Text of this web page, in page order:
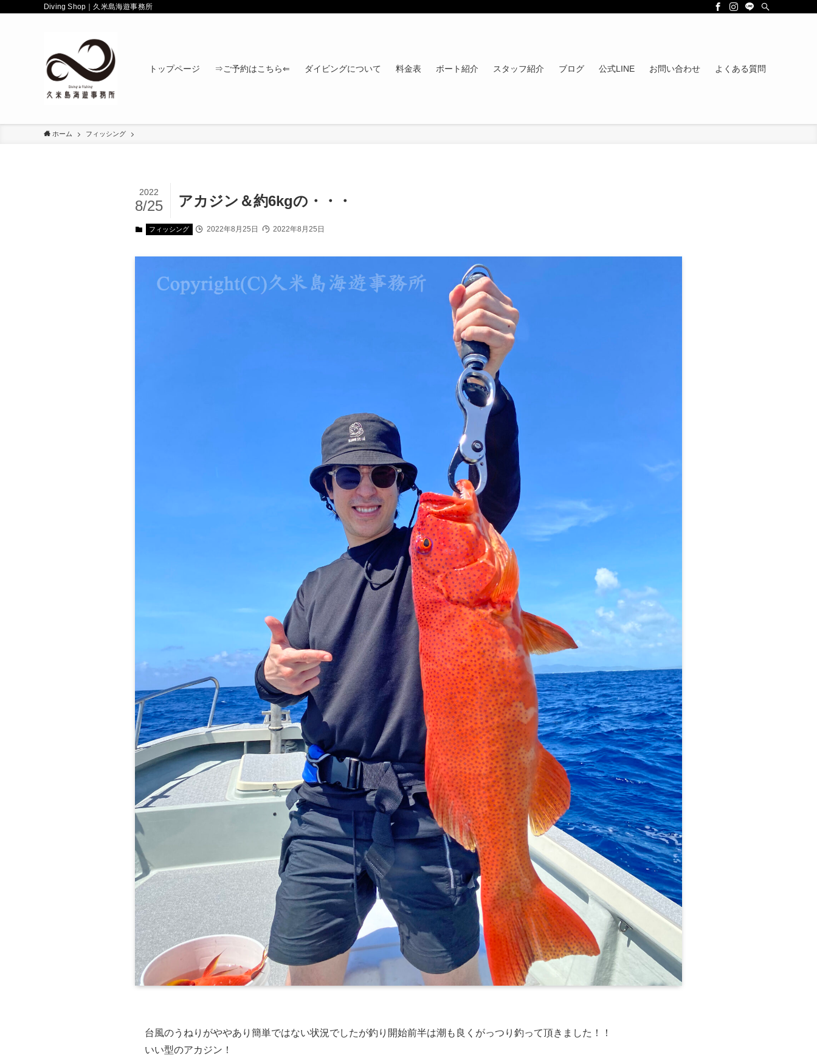
Diving Shop｜久米島海遊事務所
トップページ ⇒ご予約はこちら⇐ ダイビングについて 料金表 ボート紹介 スタッフ紹介 ブログ 公式LINE お問い合わせ よくある質問
ホーム フィッシング
アカジン＆約6kgの・・・
2022
8/25
フィッシング 2022年8月25日 2022年8月25日
台風のうねりがややあり簡単ではない状況でしたが釣り開始前半は潮も良くがっつり釣って頂きました！！
いい型のアカジン！